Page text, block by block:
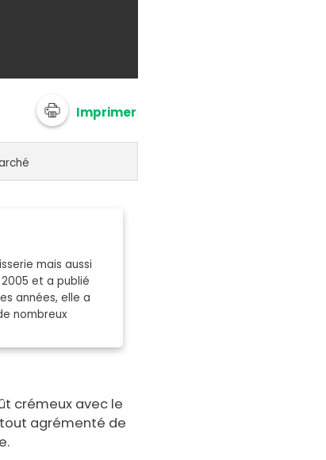
Imprimer
mais aussi
et a publié
années, elle a
nombreux
crémeux avec le
agrémenté de